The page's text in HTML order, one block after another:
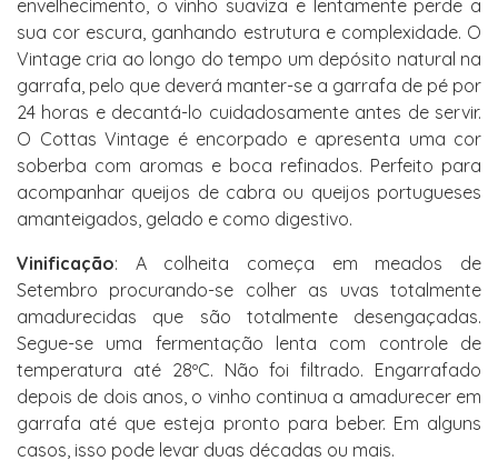
envelhecimento, o vinho suaviza e lentamente perde a
sua cor escura, ganhando estrutura e complexidade. O
Vintage cria ao longo do tempo um depósito natural na
garrafa, pelo que deverá manter-se a garrafa de pé por
24 horas e decantá-lo cuidadosamente antes de servir.
O Cottas Vintage é encorpado e apresenta uma cor
soberba com aromas e boca refinados. Perfeito para
acompanhar queijos de cabra ou queijos portugueses
amanteigados, gelado e como digestivo.
Vinificação: A colheita começa em meados de
Setembro procurando-se colher as uvas totalmente
amadurecidas que são totalmente desengaçadas.
Segue-se uma fermentação lenta com controle de
temperatura até 28ºC. Não foi filtrado. Engarrafado
depois de dois anos, o vinho continua a amadurecer em
garrafa até que esteja pronto para beber. Em alguns
casos, isso pode levar duas décadas ou mais.